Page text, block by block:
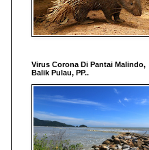
Virus Corona Di Pantai Malindo,
Balik Pulau, PP..